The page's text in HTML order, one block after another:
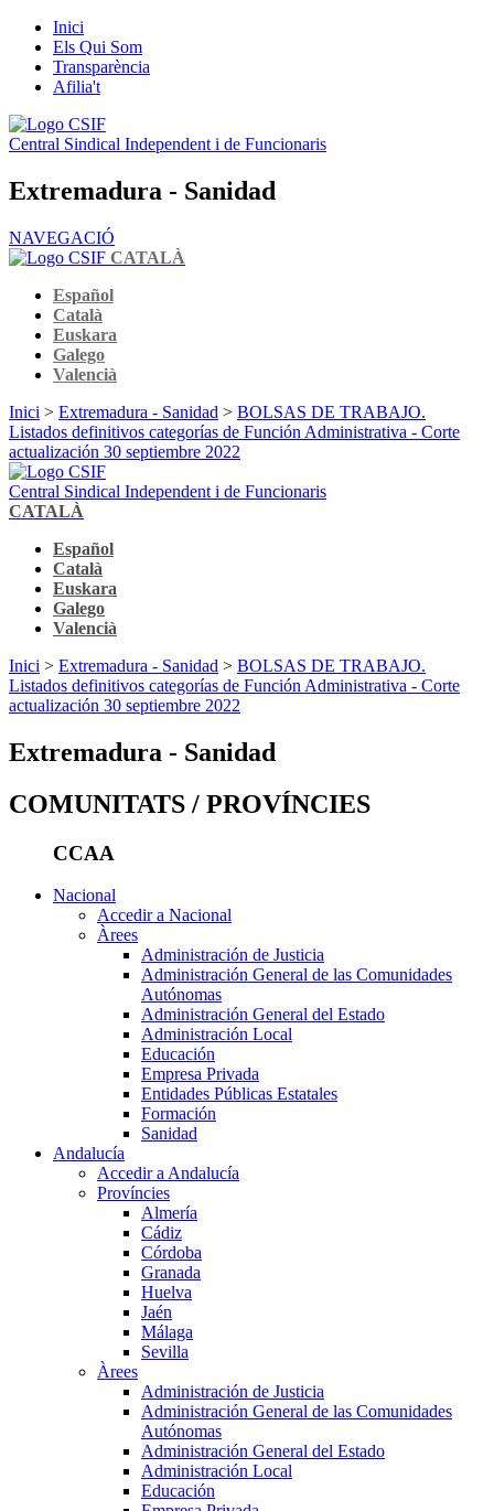
Inici
Els Qui Som
Transparència
Afilia't
Central Sindical Independent i de Funcionaris
Extremadura - Sanidad
NAVEGACIÓ
CATALÀ
Español
Català
Euskara
Galego
Valencià
Inici > Extremadura - Sanidad > BOLSAS DE TRABAJO.
Listados definitivos categorías de Función Administrativa - Corte
actualización 30 septiembre 2022
Central Sindical Independent i de Funcionaris
CATALÀ
Español
Català
Euskara
Galego
Valencià
Inici > Extremadura - Sanidad > BOLSAS DE TRABAJO.
Listados definitivos categorías de Función Administrativa - Corte
actualización 30 septiembre 2022
Extremadura - Sanidad
COMUNITATS / PROVÍNCIES
CCAA
Nacional
Accedir a Nacional
Àrees
Administración de Justicia
Administración General de las Comunidades
Autónomas
Administración General del Estado
Administración Local
Educación
Empresa Privada
Entidades Públicas Estatales
Formación
Sanidad
Andalucía
Accedir a Andalucía
Províncies
Almería
Cádiz
Córdoba
Granada
Huelva
Jaén
Málaga
Sevilla
Àrees
Administración de Justicia
Administración General de las Comunidades
Autónomas
Administración General del Estado
Administración Local
Educación